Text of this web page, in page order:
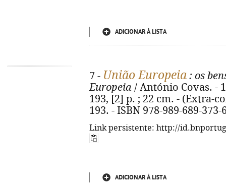
ADICIONAR À LISTA
7 - União Europeia : os
Europeia / António Covas. -
193, [2] p. ; 22 cm. - (Extra-
193. - ISBN 978-989-689-373-
Link persistente: http://
ADICIONAR À LISTA